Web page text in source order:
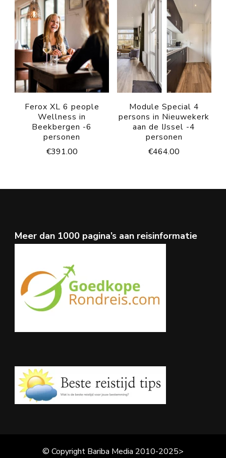
Ferox XL 6 people
Wellness in
Beekbergen -6
personen
€391.00
Module Special 4
persons in Nieuwekerk
aan de IJssel -4
personen
€464.00
Meer dan 1000 pagina’s aan reisinformatie
© Copyright Bariba Media 2010-2025>